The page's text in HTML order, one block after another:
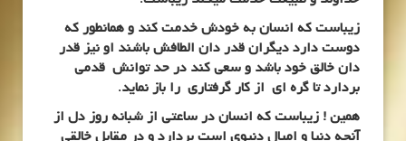
زیباست که انسان به خودش خدمت کند و همانطور که
دوست دارد دیگران قدر دان الطافش باشند او نیز قدر
دان خالق خود باشد و سعی کند در حد توانش قدمی
بردارد تا گره ای از کار گرفتاری را باز نماید.
همین ! زیباست که انسان در ساعتی از شبانه روز دل از
آنچه دنیا و امیال دنیوی است بردارد و در مقابل خالقی